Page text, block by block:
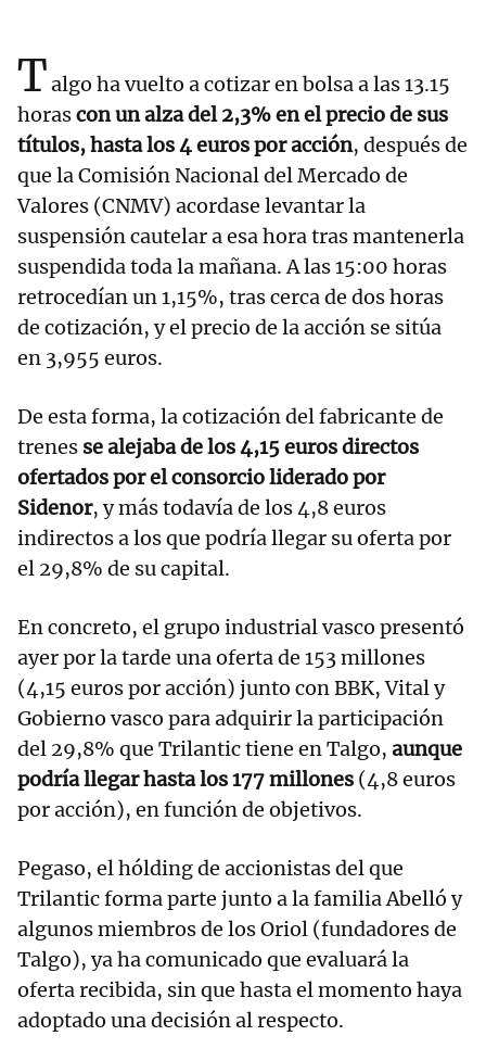
Talgo ha vuelto a cotizar en bolsa a las 13.15
horascon un alza del 2,3% en el precio de sus
títulos, hasta los 4 euros por acción, después de
que la Comisión Nacional del Mercado de
Valores (CNMV) acordase levantar la
suspensión cautelar a esa hora tras mantenerla
suspendida toda la mañana. A las 15:00 horas
retrocedían un 1,15%, tras cerca de dos horas
de cotización, y el precio de la acción se sitúa
en 3,955 euros.
De esta forma, la cotización del fabricante de
trenes se alejaba de los 4,15 euros directos
ofertados por el consorcio liderado por
Sidenor, y más todavía de los 4,8 euros
indirectos a los que podría llegar su oferta por
el 29,8% de su capital.
En concreto, el grupo industrial vasco presentó
ayer por la tarde una oferta de 153 millones
(4,15 euros por acción) junto con BBK, Vital y
Gobierno vasco para adquirir la participación
del 29,8% que Trilantic tiene en Talgo, aunque
podría llegar hasta los 177 millones (4,8 euros
por acción), en función de objetivos.
Pegaso, el hólding de accionistas del que
Trilantic forma parte junto a la familia Abelló y
algunos miembros de los Oriol (fundadores de
Talgo), ya ha comunicado que evaluará la
oferta recibida, sin que hasta el momento haya
adoptado una decisión al respecto.